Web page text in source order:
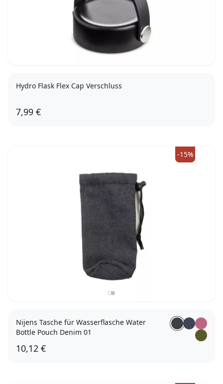
Hydro Flask Flex Cap Verschluss
7,99 €
-15%
Nijens Tasche für Wasserflasche Water
Bottle Pouch Denim 01
10,12 €